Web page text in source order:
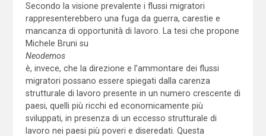
Secondo la visione prevalente i flussi migratori
rappresenterebbero una fuga da guerra, carestie e
mancanza di opportunità di lavoro. La tesi che propone
Michele Bruni su
Neodemos
è, invece, che la direzione e l’ammontare dei flussi
migratori possano essere spiegati dalla carenza
strutturale di lavoro presente in un numero crescente di
paesi, quelli più ricchi ed economicamente più
sviluppati, in presenza di un eccesso strutturale di
lavoro nei paesi più poveri e diseredati. Questa